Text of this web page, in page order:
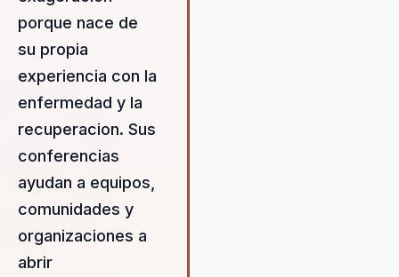
porque nace de
su propia
experiencia con la
enfermedad y la
recuperacion. Sus
conferencias
ayudan a equipos,
comunidades y
organizaciones a
abrir